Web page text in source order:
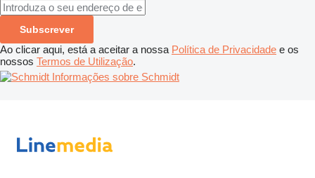
Subscrever
Ao clicar aqui, está a aceitar a nossa Política de Privacidade e os
nossos Termos de Utilização.
Informações sobre Schmidt